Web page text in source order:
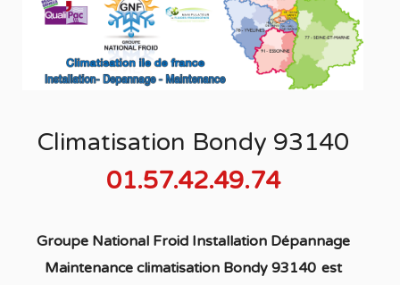
Climatisation Bondy 93140
01.57.42.49.74
Groupe National Froid Installation Dépannage
Maintenance climatisation Bondy 93140 est